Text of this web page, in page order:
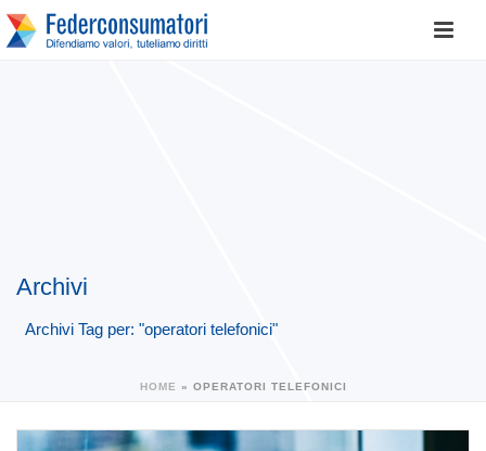
Archivi
Archivi Tag per: "operatori telefonici"
HOME » OPERATORI TELEFONICI